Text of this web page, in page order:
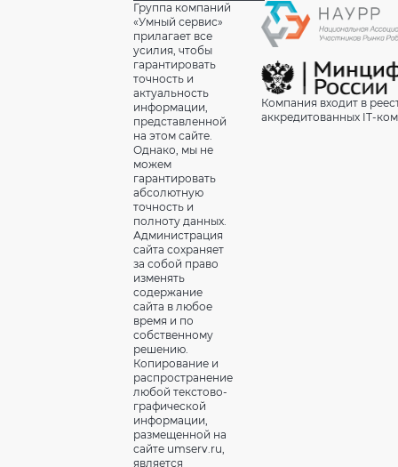
Группа компаний
«Умный сервис»
прилагает все
усилия, чтобы
гарантировать
точность и
актуальность
информации,
представленной
на этом сайте.
Однако, мы не
можем
гарантировать
абсолютную
точность и
полноту данных.
Администрация
сайта сохраняет
за собой право
изменять
содержание
сайта в любое
время и по
собственному
решению.
Копирование и
распространение
любой текстово-
графической
информации,
размещенной на
сайте umserv.ru,
является
Компания входит в
аккредитованных IT-